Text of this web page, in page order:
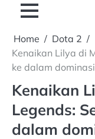
Home
Dota 2
Kenaikan Lilya di
ke dalam
Kenaikan
Legends:
dalam